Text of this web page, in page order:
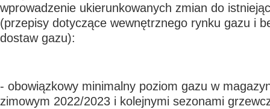
wprowadzenie ukierunkowanych zmian do
(przepisy dotyczące wewnętrznego rynku gazu i
dostaw gazu):
- obowiązkowy minimalny poziom gazu w
zimowym 2022/2023 i kolejnymi sezonami